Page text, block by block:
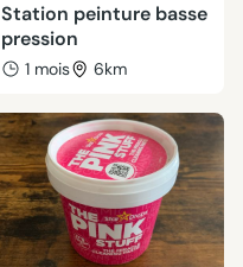
Station peinture basse
pression
1 mois 6km